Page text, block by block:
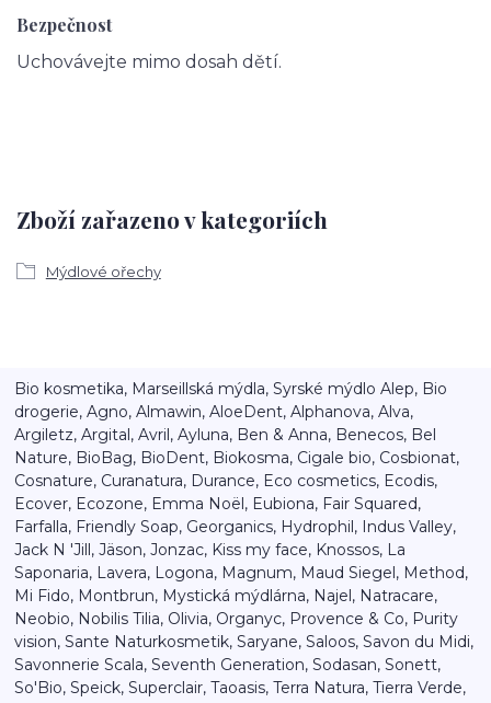
Bezpečnost
Uchovávejte mimo dosah dětí.
Zboží zařazeno v kategoriích
Mýdlové ořechy
Bio kosmetika, Marseillská mýdla, Syrské mýdlo Alep, Bio
drogerie, Agno, Almawin, AloeDent, Alphanova, Alva,
Argiletz, Argital, Avril, Ayluna, Ben & Anna, Benecos, Bel
Nature, BioBag, BioDent, Biokosma, Cigale bio, Cosbionat,
Cosnature, Curanatura, Durance, Eco cosmetics, Ecodis,
Ecover, Ecozone, Emma Noël, Eubiona, Fair Squared,
Farfalla, Friendly Soap, Georganics, Hydrophil, Indus Valley,
Jack N 'Jill, Jäson, Jonzac, Kiss my face, Knossos, La
Saponaria, Lavera, Logona, Magnum, Maud Siegel, Method,
Mi Fido, Montbrun, Mystická mýdlárna, Najel, Natracare,
Neobio, Nobilis Tilia, Olivia, Organyc, Provence & Co, Purity
vision, Sante Naturkosmetik, Saryane, Saloos, Savon du Midi,
Savonnerie Scala, Seventh Generation, Sodasan, Sonett,
So'Bio, Speick, Superclair, Taoasis, Terra Natura, Tierra Verde,